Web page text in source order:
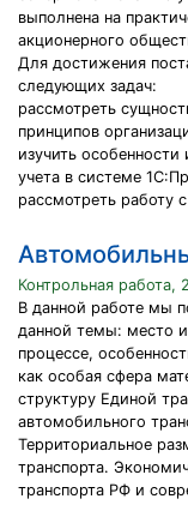
выполнена на
акционерного
Для достижения
следующих задач:
рассмотреть
принципов
изучить особенности
учета в системе
рассмотреть работу
Контрольная работа,
В данной работе мы
данной темы: место и
процессе,
как особая сфера
структуру Единой
автомобильного
Территориальное
транспорта.
транспорта РФ и